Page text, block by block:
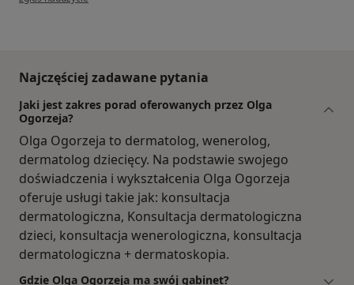
Najczęściej zadawane pytania
Jaki jest zakres porad oferowanych przez Olga
Ogorzeja?
Olga Ogorzeja to dermatolog, wenerolog,
dermatolog dziecięcy. Na podstawie swojego
doświadczenia i wykształcenia Olga Ogorzeja
oferuje usługi takie jak: konsultacja
dermatologiczna, Konsultacja dermatologiczna
dzieci, konsultacja wenerologiczna, konsultacja
dermatologiczna + dermatoskopia.
Gdzie Olga Ogorzeja ma swój gabinet?